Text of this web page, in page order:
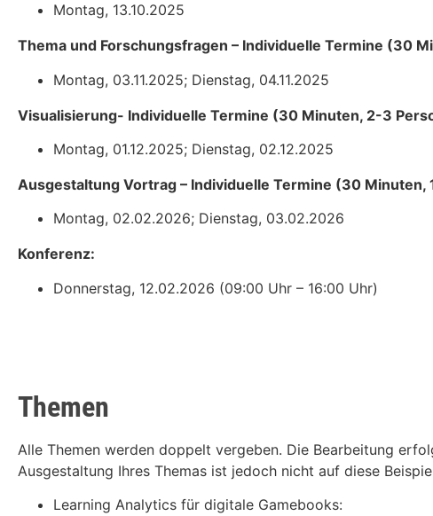
Montag, 13.10.2025
Thema und Forschungsfragen – Individuelle Termine (30
Montag, 03.11.2025; Dienstag, 04.11.2025
Visualisierung- Individuelle Termine (30 Minuten, 2-3
Montag, 01.12.2025; Dienstag, 02.12.2025
Ausgestaltung Vortrag – Individuelle Termine (30 Minuten,
Montag, 02.02.2026; Dienstag, 03.02.2026
Konferenz:
Donnerstag, 12.02.2026 (09:00 Uhr – 16:00 Uhr)
Themen
Alle Themen werden doppelt vergeben. Die Bearbeitung
Ausgestaltung Ihres Themas ist jedoch nicht auf diese
Learning Analytics für digitale Gamebooks: